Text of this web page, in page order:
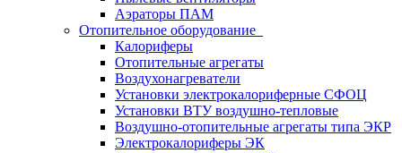
Аэраторы ПАМ
Отопительное оборудование
Калориферы
Отопительные агрегаты
Воздухонагреватели
Установки электрокалориферные СФОЦ
Установки ВТУ воздушно-тепловые
Воздушно-отопительные агрегаты типа ЭКР
Электрокалориферы ЭК